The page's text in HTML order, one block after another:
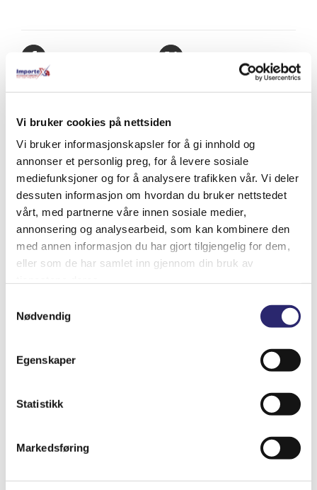
Vi bruker cookies på nettsiden
Vi bruker informasjonskapsler for å gi innhold og
annonser et personlig preg, for å levere sosiale
mediefunksjoner og for å analysere trafikken vår. Vi deler
dessuten informasjon om hvordan du bruker nettstedet
vårt, med partnerne våre innen sosiale medier,
annonsering og analysearbeid, som kan kombinere den
med annen informasjon du har gjort tilgjengelig for dem,
eller som de har samlet inn gjennom din bruk av
Nødvendig
Egenskaper
Statistikk
Markedsføring
Relaterte produkter
kr 8,412.50
Varenummer: els-5200-8547